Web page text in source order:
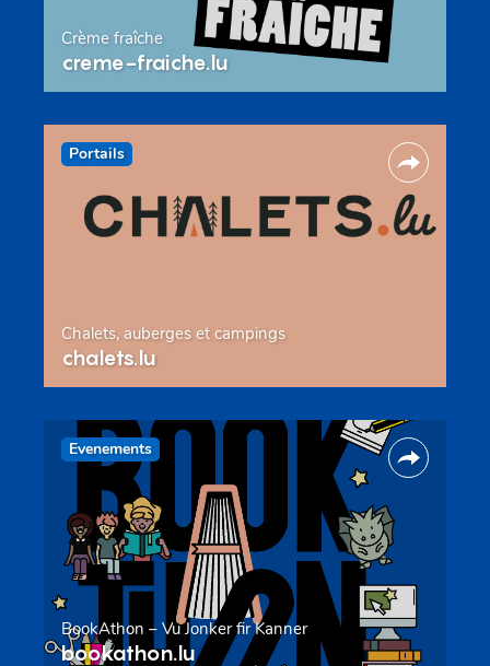
Crème fraîche
creme-fraiche.lu
Portails
Chalets, auberges et campings
chalets.lu
Evenements
BookAthon – Vu Jonker fir Kanner
bookathon.lu